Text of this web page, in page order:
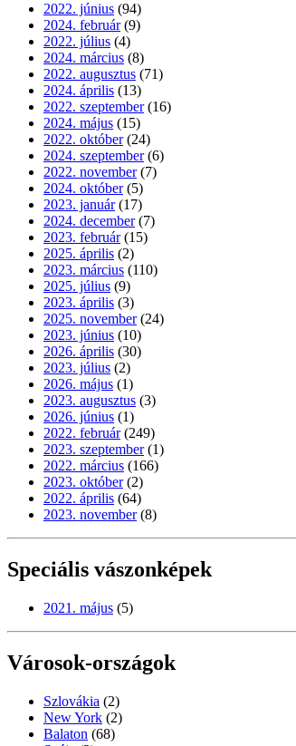
2022. június (94)
2024. február (9)
2022. július (4)
2024. március (8)
2022. augusztus (71)
2024. április (13)
2022. szeptember (16)
2024. május (15)
2022. október (24)
2024. szeptember (6)
2022. november (7)
2024. október (5)
2023. január (17)
2024. december (7)
2023. február (15)
2025. április (2)
2023. március (110)
2025. július (9)
2023. április (3)
2025. november (24)
2023. június (10)
2026. április (30)
2023. július (2)
2026. május (1)
2023. augusztus (3)
2026. június (1)
2022. február (249)
2023. szeptember (1)
2022. március (166)
2023. október (2)
2022. április (64)
2023. november (8)
Speciális vászonképek
2021. május (5)
Városok-országok
Szlovákia (2)
New York (2)
Balaton (68)